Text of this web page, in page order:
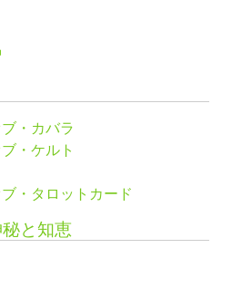
・カバラ
・ケルト
・タロットカード
と知恵